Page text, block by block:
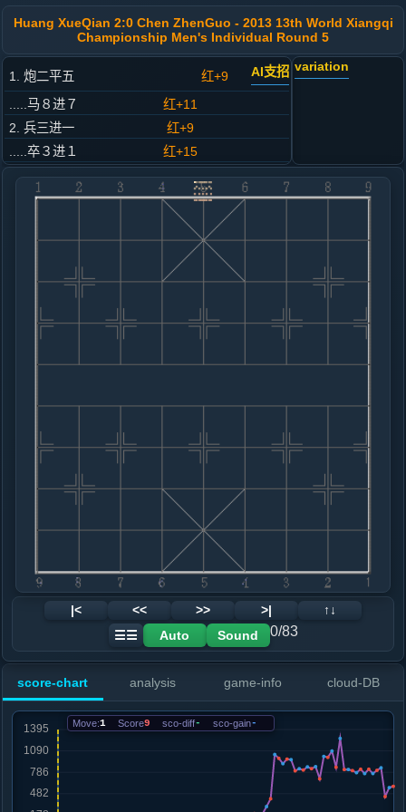
Huang XueQian 2:0 Chen ZhenGuo - 2013 13th World Xiangqi
Championship Men's Individual Round 5
1. 炮二平五 红+9 AI支招
.....马８进７
红+11
2. 兵三进一
红+9
.....卒３进１
红+15
3. 马二进三
红+8
.....马２进３
红+17
红+25
.....车９平８
红+9
红+7
6. 炮八平七
红+6
车九进一
.....马３进２
7. 车九进一
红+4
8. 炮七退一
红+23
.....卒１进１
10. 车二进五
红+8
车八进四
.....砲２平４
红+6
红+7
.....象７进５
红+10
12. 车七平六
红+4
红+8
13. 车八进二
红+6
仕六进五
.....砲８进４
红+61
卒７进１
15. 炮七平二
.....车８进８
16. 炮五平八
马三进四
variation
|< << >> >|
↑↓
☰☰
Auto Sound 0/83
score-chart analysis game-info cloud-DB
Move:1 Score9 sco-diff- sco-gain-